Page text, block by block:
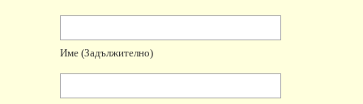
Име (задължително)